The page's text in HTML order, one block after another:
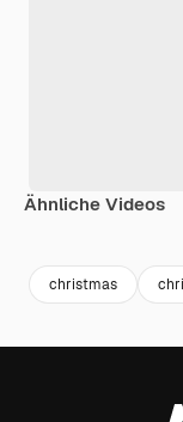
Ähnliche Videos
christmas